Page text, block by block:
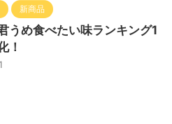
新商品
うめ食べたい味ランキング1
！